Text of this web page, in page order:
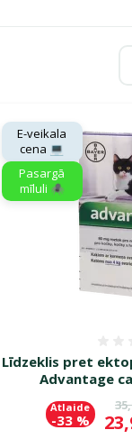
Līdzeklis pret
Advantage
Atlaide
-33 %
E-veikala
cena 💻
Pasargā
mīluli 🕷️